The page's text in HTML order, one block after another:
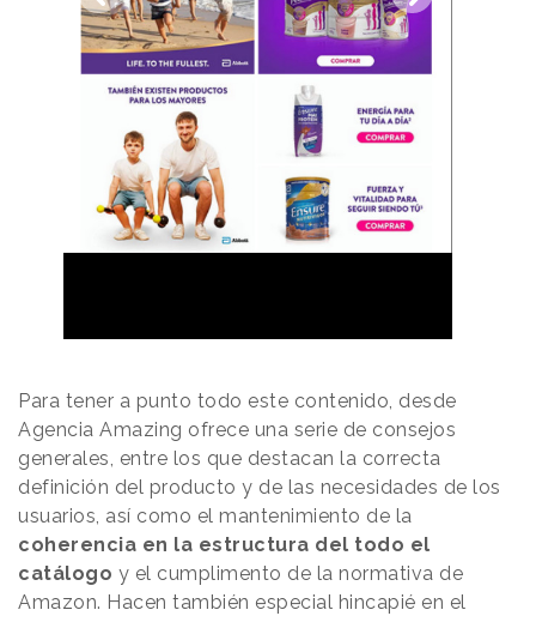
Para tener a punto todo este contenido, desde
Agencia Amazing ofrece una serie de consejos
generales, entre los que destacan la correcta
definición del producto y de las necesidades de los
usuarios, así como el mantenimiento de la
coherencia en la estructura del todo el
catálogo y el cumplimento de la normativa de
Amazon. Hacen también especial hincapié en el